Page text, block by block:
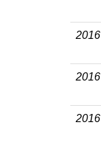
2016
2016
2016